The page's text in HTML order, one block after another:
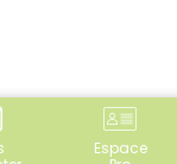
Espace